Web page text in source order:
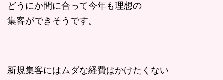
どうにか間に合って今年も理想の
集客ができそうです。
新規集客にはムダな経費はかけたくない